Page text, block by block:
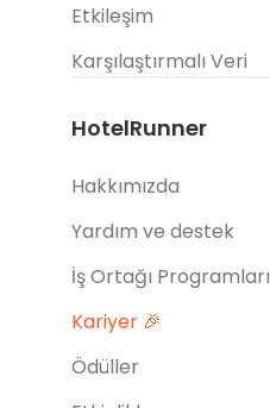
Etkileşim
Karşılaştırmalı Veri
HotelRunner
Hakkımızda
Yardım ve destek
İş Ortağı Programları
Kariyer 🎉
Ödüller